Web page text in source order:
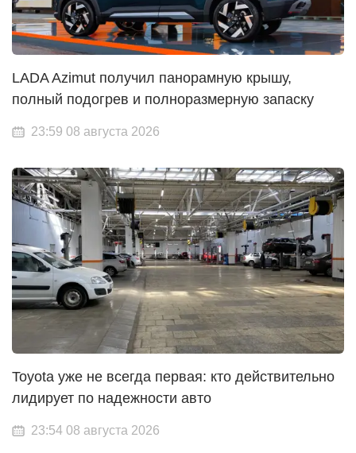
LADA Azimut получил панорамную крышу,
полный подогрев и полноразмерную запаску
23:59 08 августа 2026
Toyota уже не всегда первая: кто действительно
лидирует по надежности авто
23:54 08 августа 2026